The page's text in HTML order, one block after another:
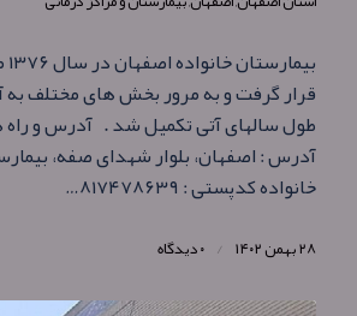
قرار گرفت و به مرور بخش های مختلف
طول سالهای آتی تکمیل شد . آدرس و راه
آدرس : اصفهان، بلوار شهدای صفه،
خانواده کدپستی : ۸۱۷۴۷۸۶۳۹…
۲۸ بهمن ۱۴۰۲ / ۰ دیدگاه